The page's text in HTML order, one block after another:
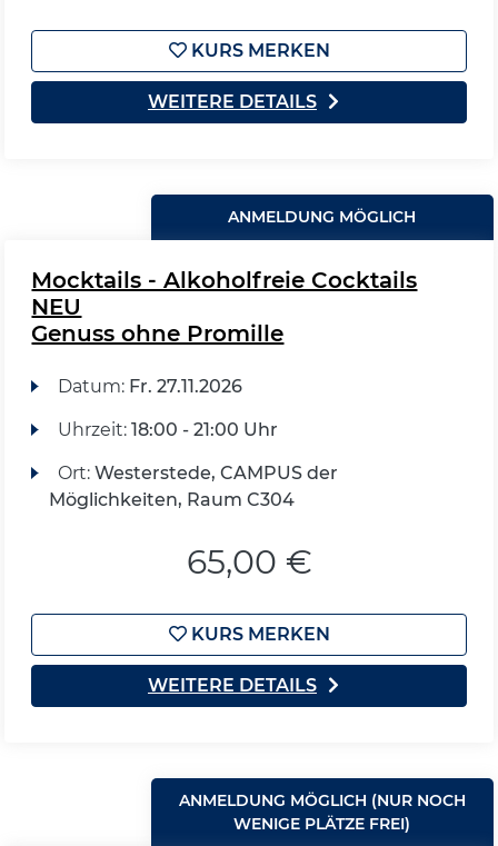
KURS MERKEN
WEITERE DETAILS
ANMELDUNG MÖGLICH
Mocktails - Alkoholfreie Cocktails
NEU
Genuss ohne Promille
Datum: Fr. 27.11.2026
Uhrzeit: 18:00 - 21:00 Uhr
Ort: Westerstede, CAMPUS der
Möglichkeiten, Raum C304
65,00 €
KURS MERKEN
WEITERE DETAILS
ANMELDUNG MÖGLICH (NUR NOCH
WENIGE PLÄTZE FREI)